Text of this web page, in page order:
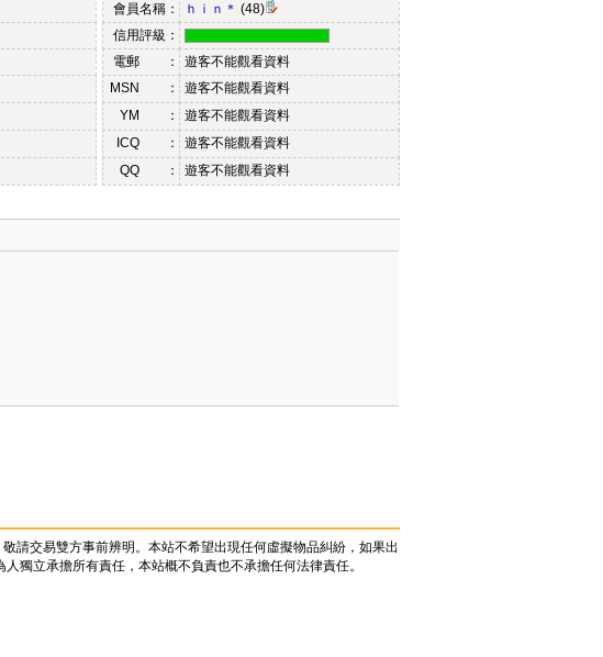
會員名稱： ｈｉｎ＊ (48)
信用評級：
電郵 ：
遊客不能觀看資料
MSN ：
遊客不能觀看資料
YM ：
遊客不能觀看資料
ICQ ：
遊客不能觀看資料
QQ ：
遊客不能觀看資料
請交易雙方事前辨明。本站不希望出現任何虛擬物品糾紛，如果出
獨立承擔所有責任，本站概不負責也不承擔任何法律責任。